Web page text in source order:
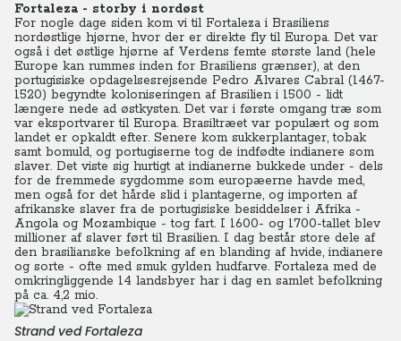
Fortaleza - storby i nordøst
For nogle dage siden kom vi til Fortaleza i Brasiliens
nordøstlige hjørne, hvor der er direkte fly til Europa. Det var
også i det østlige hjørne af Verdens femte største land (hele
Europe kan rummes inden for Brasiliens grænser), at den
portugisiske opdagelsesrejsende Pedro Alvares Cabral (1467-
1520) begyndte koloniseringen af Brasilien i 1500 - lidt
længere nede ad østkysten. Det var i første omgang træ som
var eksportvarer til Europa. Brasiltræet var populært og som
landet er opkaldt efter. Senere kom sukkerplantager, tobak
samt bomuld, og portugiserne tog de indfødte indianere som
slaver. Det viste sig hurtigt at indianerne bukkede under - dels
for de fremmede sygdomme som europæerne havde med,
men også for det hårde slid i plantagerne, og importen af
afrikanske slaver fra de portugisiske besiddelser i Afrika -
Angola og Mozambique - tog fart. I 1600- og 1700-tallet blev
millioner af slaver ført til Brasilien. I dag består store dele af
den brasilianske befolkning af en blanding af hvide, indianere
og sorte - ofte med smuk gylden hudfarve. Fortaleza med de
omkringliggende 14 landsbyer har i dag en samlet befolkning
på ca. 4,2 mio.
Strand ved Fortaleza